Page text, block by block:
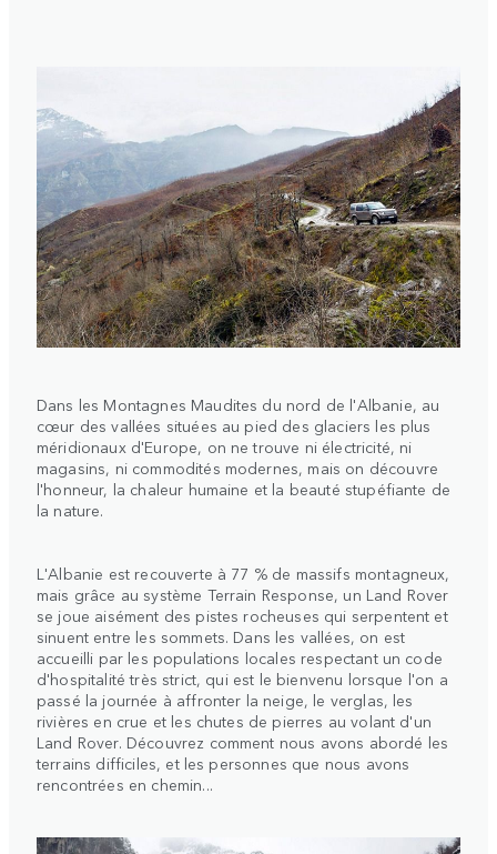
Dans les Montagnes Maudites du nord de l'Albanie, au
cœur des vallées situées au pied des glaciers les plus
méridionaux d'Europe, on ne trouve ni électricité, ni
magasins, ni commodités modernes, mais on découvre
l'honneur, la chaleur humaine et la beauté stupéfiante de
la nature.
L'Albanie est recouverte à 77 % de massifs montagneux,
mais grâce au système Terrain Response, un Land Rover
se joue aisément des pistes rocheuses qui serpentent et
sinuent entre les sommets. Dans les vallées, on est
accueilli par les populations locales respectant un code
d'hospitalité très strict, qui est le bienvenu lorsque l'on a
passé la journée à affronter la neige, le verglas, les
rivières en crue et les chutes de pierres au volant d'un
Land Rover. Découvrez comment nous avons abordé les
terrains difficiles, et les personnes que nous avons
rencontrées en chemin...